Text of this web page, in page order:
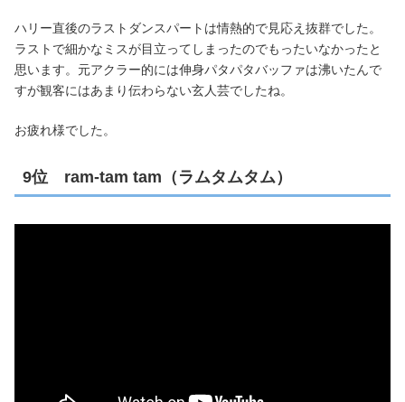
ハリー直後のラストダンスパートは情熱的で見応え抜群でした。
ラストで細かなミスが目立ってしまったのでもったいなかったと
思います。元アクラー的には伸身パタパタバッファは沸いたんで
すが観客にはあまり伝わらない玄人芸でしたね。
お疲れ様でした。
9位 ram-tam tam（ラムタムタム）